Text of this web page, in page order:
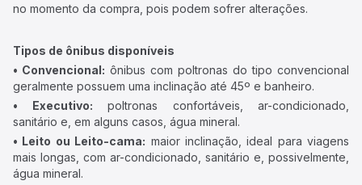
no momento da compra, pois podem sofrer alterações.
Tipos de ônibus disponíveis
• Convencional: ônibus com poltronas do tipo convencional
geralmente possuem uma inclinação até 45º e banheiro.
• Executivo: poltronas confortáveis, ar-condicionado,
sanitário e, em alguns casos, água mineral.
• Leito ou Leito-cama: maior inclinação, ideal para viagens
mais longas, com ar-condicionado, sanitário e, possivelmente,
água mineral.